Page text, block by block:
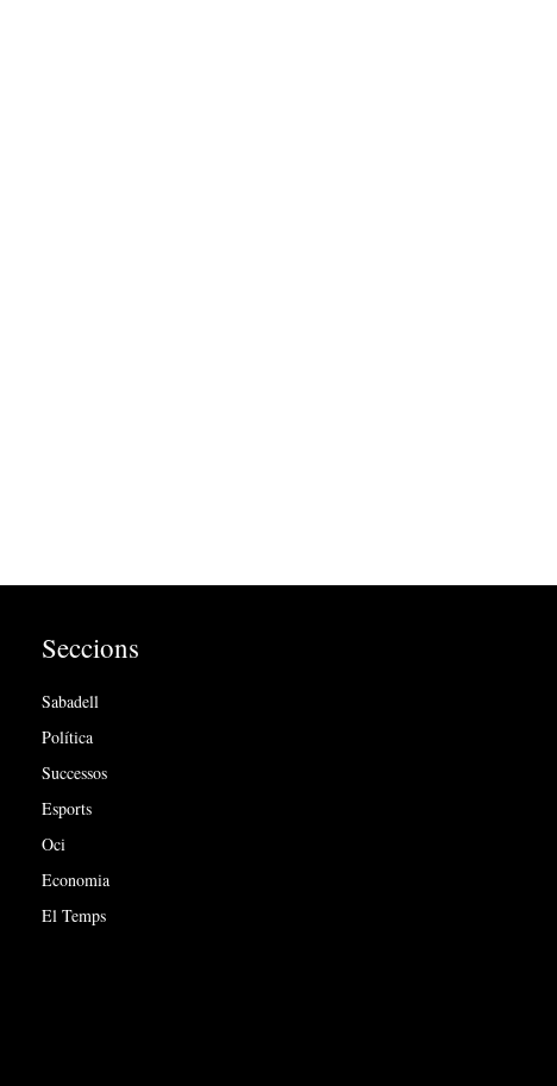
Seccions
Sabadell
Política
Successos
Esports
Oci
Economia
El Temps